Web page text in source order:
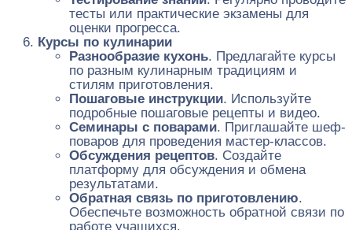
тесты или практические экзамены для
оценки прогресса.
Курсы по кулинарии
Разнообразие кухонь. Предлагайте курсы
по разным кулинарным традициям и
стилям приготовления.
Пошаговые инструкции. Используйте
подробные пошаговые рецепты и видео.
Семинары с поварами. Приглашайте шеф-
поваров для проведения мастер-классов.
Обсуждения рецептов. Создайте
платформу для обсуждения и обмена
результатами.
Обратная связь по приготовлению.
Обеспечьте возможность обратной связи по
работе учащихся.